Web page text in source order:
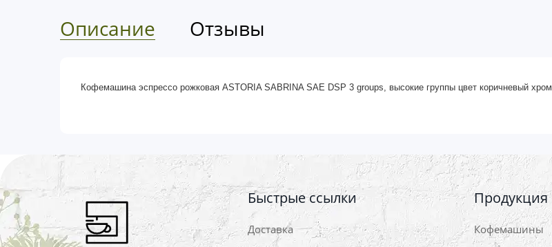
Описание Отзывы
Кофемашина эспрессо рожковая ASTORIA SABRINA SAE DSP 3 groups, высокие группы цвет коричневый хром
Быстрые ссылки
Доставка
Продукция
Кофемашины